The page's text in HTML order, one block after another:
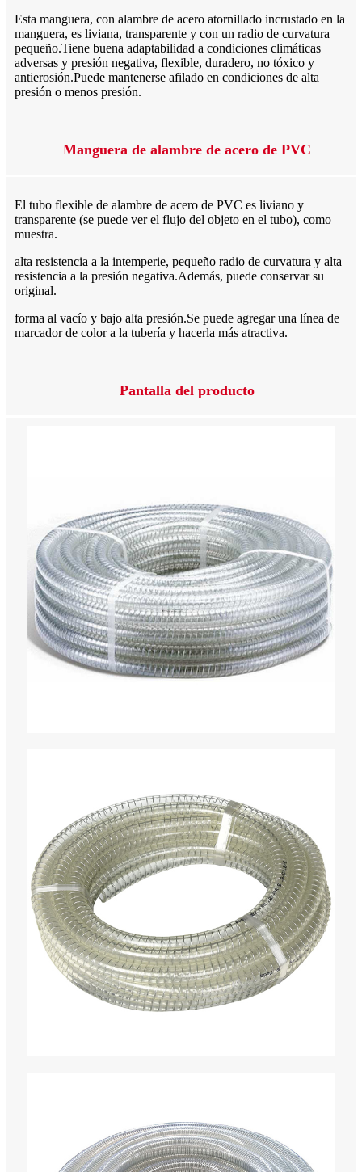
Esta manguera, con alambre de acero atornillado incrustado en la
manguera, es liviana, transparente y con un radio de curvatura
pequeño.Tiene buena adaptabilidad a condiciones climáticas
adversas y presión negativa, flexible, duradero, no tóxico y
antierosión.Puede mantenerse afilado en condiciones de alta
presión o menos presión.
Manguera de alambre de acero de PVC
El tubo flexible de alambre de acero de PVC es liviano y
transparente (se puede ver el flujo del objeto en el tubo), como
muestra.
alta resistencia a la intemperie, pequeño radio de curvatura y alta
resistencia a la presión negativa.Además, puede conservar su
original.
forma al vacío y bajo alta presión.Se puede agregar una línea de
marcador de color a la tubería y hacerla más atractiva.
Pantalla del producto